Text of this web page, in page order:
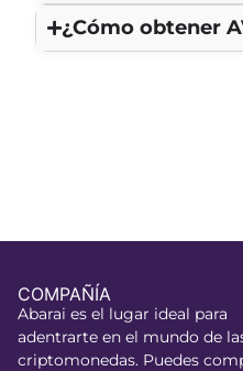
¿Cómo obtener
COMPAÑÍA
Abarai es el lugar ideal para
adentrarte en el mundo de
criptomonedas. Puedes